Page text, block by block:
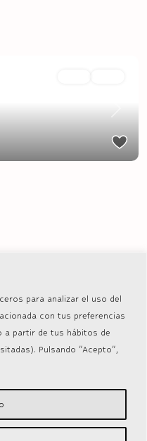
para analizar el uso del
con tus preferencias
a partir de tus hábitos de
Pulsando "Acepto",
Next